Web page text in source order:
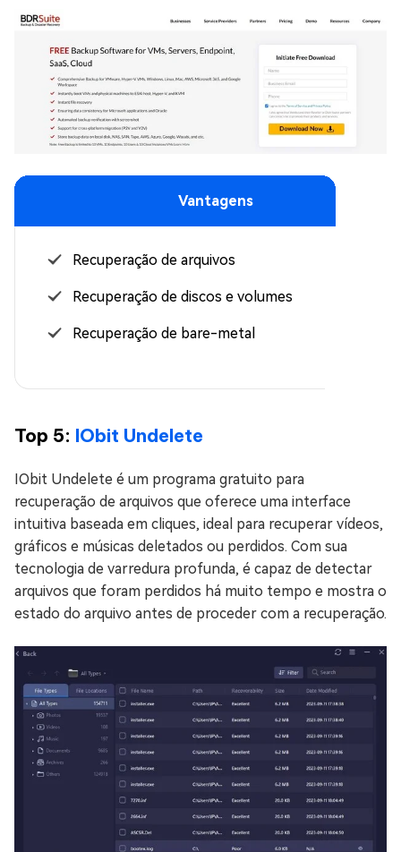
Vantagens
Recuperação de arquivos
Recuperação de discos e volumes
Recuperação de bare-metal
Top 5: IObit Undelete
IObit Undelete é um programa gratuito para
recuperação de arquivos que oferece uma interface
intuitiva baseada em cliques, ideal para recuperar vídeos,
gráficos e músicas deletados ou perdidos. Com sua
tecnologia de varredura profunda, é capaz de detectar
arquivos que foram perdidos há muito tempo e mostra o
estado do arquivo antes de proceder com a recuperação.